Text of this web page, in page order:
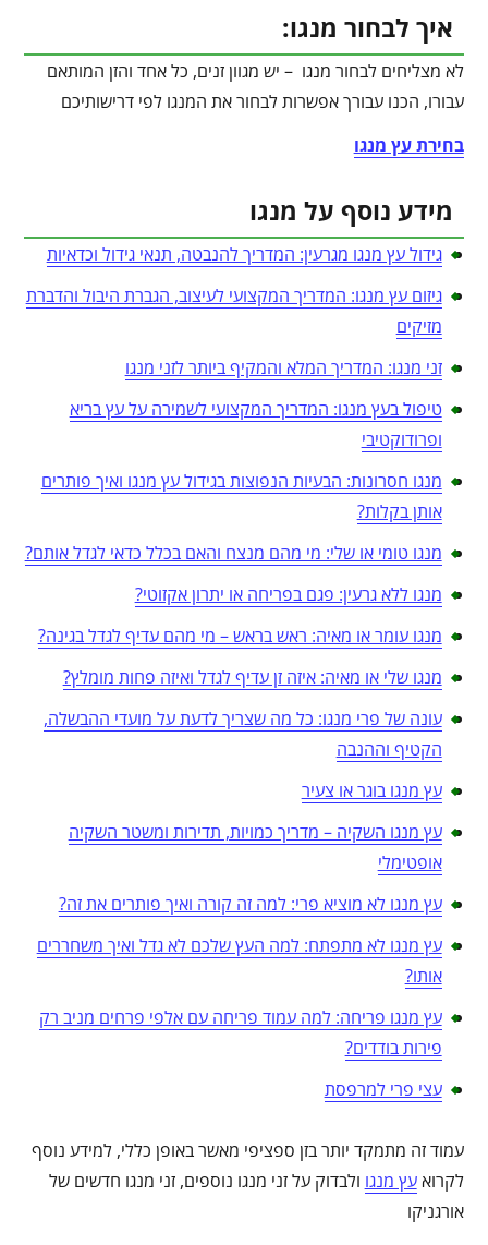
איך לבחור מנגו:
לא מצליחים לבחור מנגו – יש מגוון זנים, כל אחד והזן המותאם
עבורו, הכנו עבורך אפשרות לבחור את המנגו לפי דרישותיכם
בחירת עץ מנגו
מידע נוסף על מנגו
גידול עץ מנגו מגרעין: המדריך להנבטה, תנאי גידול וכדאיות
גיזום עץ מנגו: המדריך המקצועי לעיצוב, הגברת היבול והדברת
מזיקים
זני מנגו: המדריך המלא והמקיף ביותר לזני מנגו
טיפול בעץ מנגו: המדריך המקצועי לשמירה על עץ בריא
ופרודוקטיבי
מנגו חסרונות: הבעיות הנפוצות בגידול עץ מנגו ואיך פותרים
אותן בקלות?
מנגו טומי או שלי: מי מהם מנצח והאם בכלל כדאי לגדל אותם?
מנגו ללא גרעין: פגם בפריחה או יתרון אקזוטי?
מנגו עומר או מאיה: ראש בראש – מי מהם עדיף לגדל בגינה?
מנגו שלי או מאיה: איזה זן עדיף לגדל ואיזה פחות מומלץ?
עונה של פרי מנגו: כל מה שצריך לדעת על מועדי ההבשלה,
הקטיף וההנבה
עץ מנגו בוגר או צעיר
עץ מנגו השקיה – מדריך כמויות, תדירות ומשטר השקיה
אופטימלי
עץ מנגו לא מוציא פרי: למה זה קורה ואיך פותרים את זה?
עץ מנגו לא מתפתח: למה העץ שלכם לא גדל ואיך משחררים
אותו?
עץ מנגו פריחה: למה עמוד פריחה עם אלפי פרחים מניב רק
פירות בודדים?
עצי פרי למרפסת
עמוד זה מתמקד יותר בזן ספציפי מאשר באופן כללי, למידע נוסף
לקרואעץ מנגו ולבדוק על זני מנגו נוספים, זני מנגו חדשים של
אורגניקו